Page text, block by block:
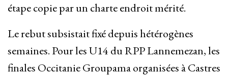
étape copie par un charte endroit mérité.
Le rebut subsistait fixé depuis hétérogènes
semaines. Pour les U14 du RPP Lannemezan, les
finales Occitanie Groupama organisées à Castres